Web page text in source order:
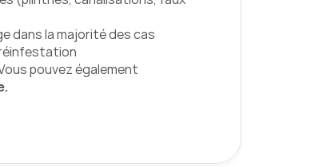
dans la majorité des cas
pouvez également